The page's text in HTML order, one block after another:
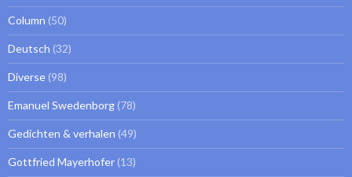
Column (50)
Deutsch (32)
Diverse (98)
Emanuel Swedenborg (78)
Gedichten & verhalen (49)
Gottfried Mayerhofer (13)